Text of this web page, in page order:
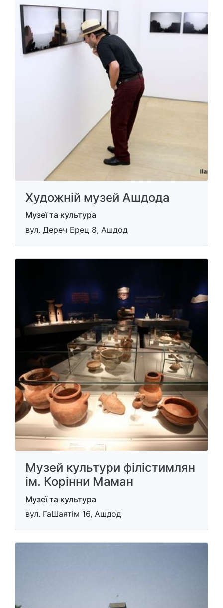
Художній музей Ашдода
Музеї та культура
вул. Дереч Ерец 8, Ашдод
Музей культури філістимлян
ім. Корінни Маман
Музеї та культура
вул. ГаШаятім 16, Ашдод